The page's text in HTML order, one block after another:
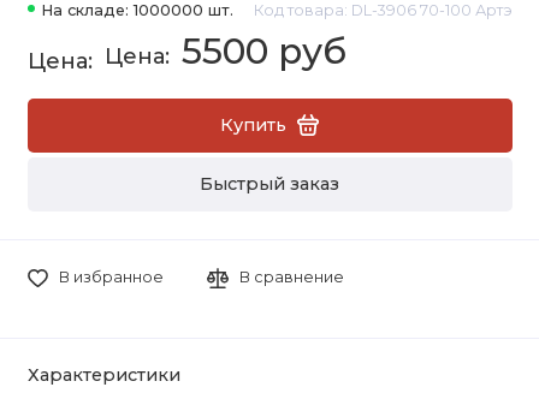
На складе: 1000000 шт. Код товара: DL-3906 70-100 Артэ
5500 руб
Купить
Быстрый заказ
В избранное В сравнение
Характеристики